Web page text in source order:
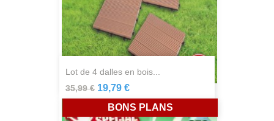
lot de 4 dalles en bois...
35,99 € 19,79 €
BONS PLANS